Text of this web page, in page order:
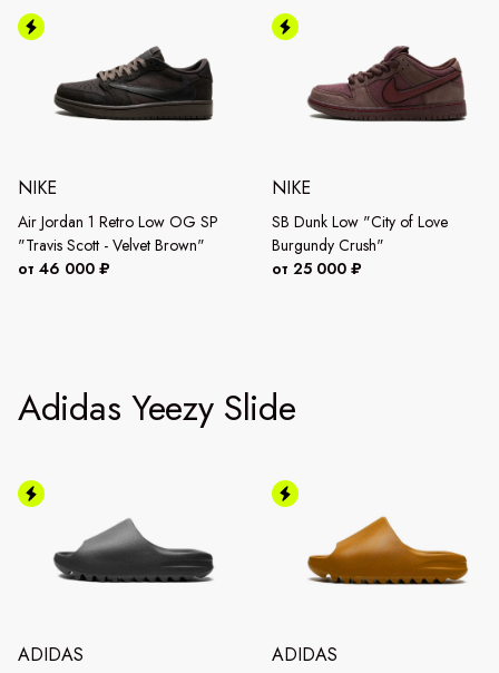
NIKE
Air Jordan 1 Retro Low OG SP
"Travis Scott - Velvet Brown"
от 46 000 ₽
NIKE
SB Dunk Low "City of Love
Burgundy Crush"
от 25 000 ₽
Adidas Yeezy Slide
ADIDAS ADIDAS